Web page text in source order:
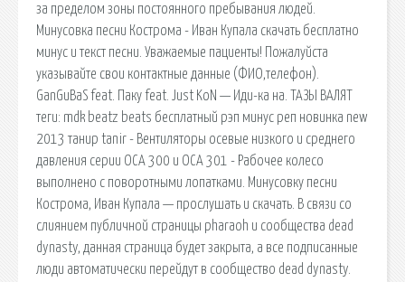
за пределом зоны постоянного пребывания людей.
Минусовка песни Кострома - Иван Купала скачать бесплатно
минус и текст песни. Уважаемые пациенты! Пожалуйста
указывайте свои контактные данные (ФИО,телефон).
GanGuBaS feat. Паку feat. Just KoN — Иди-ка на. ТАЗЫ ВАЛЯТ
теги: mdk beatz beats бесплатный рэп минус реп новинка new
2013 танир tanir - Вентиляторы осевые низкого и среднего
давления серии ОСА 300 и ОСА 301 - Рабочее колесо
выполнено с поворотными лопатками. Минусовку песни
Кострома, Иван Купала — прослушать и скачать. В связи со
слиянием публичной страницы pharaoh и сообщества dead
dynasty, данная страница будет закрыта, а все подписанные
люди автоматически перейдут в сообщество dead dynasty.